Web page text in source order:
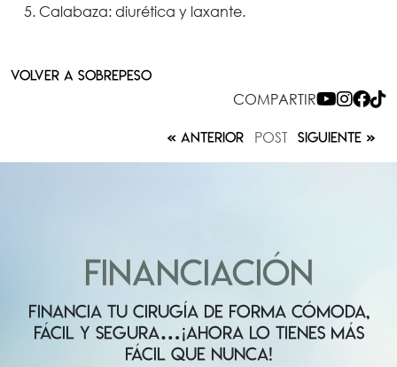
Calabaza: diurética y laxante.
VOLVER A SOBREPESO
COMPARTIR
ANTERIOR POST SIGUIENTE
FINANCIACIÓN
FINANCIA TU CIRUGÍA DE FORMA CÓMODA,
FÁCIL Y SEGURA…¡AHORA LO TIENES MÁS
FÁCIL QUE NUNCA!